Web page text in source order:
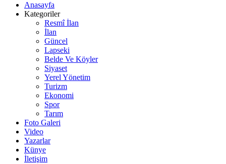
Anasayfa
Kategoriler
Resmî İlan
İlan
Güncel
Lapseki
Belde Ve Köyler
Siyaset
Yerel Yönetim
Turizm
Ekonomi
Spor
Tarım
Foto Galeri
Video
Yazarlar
Künye
İletişim